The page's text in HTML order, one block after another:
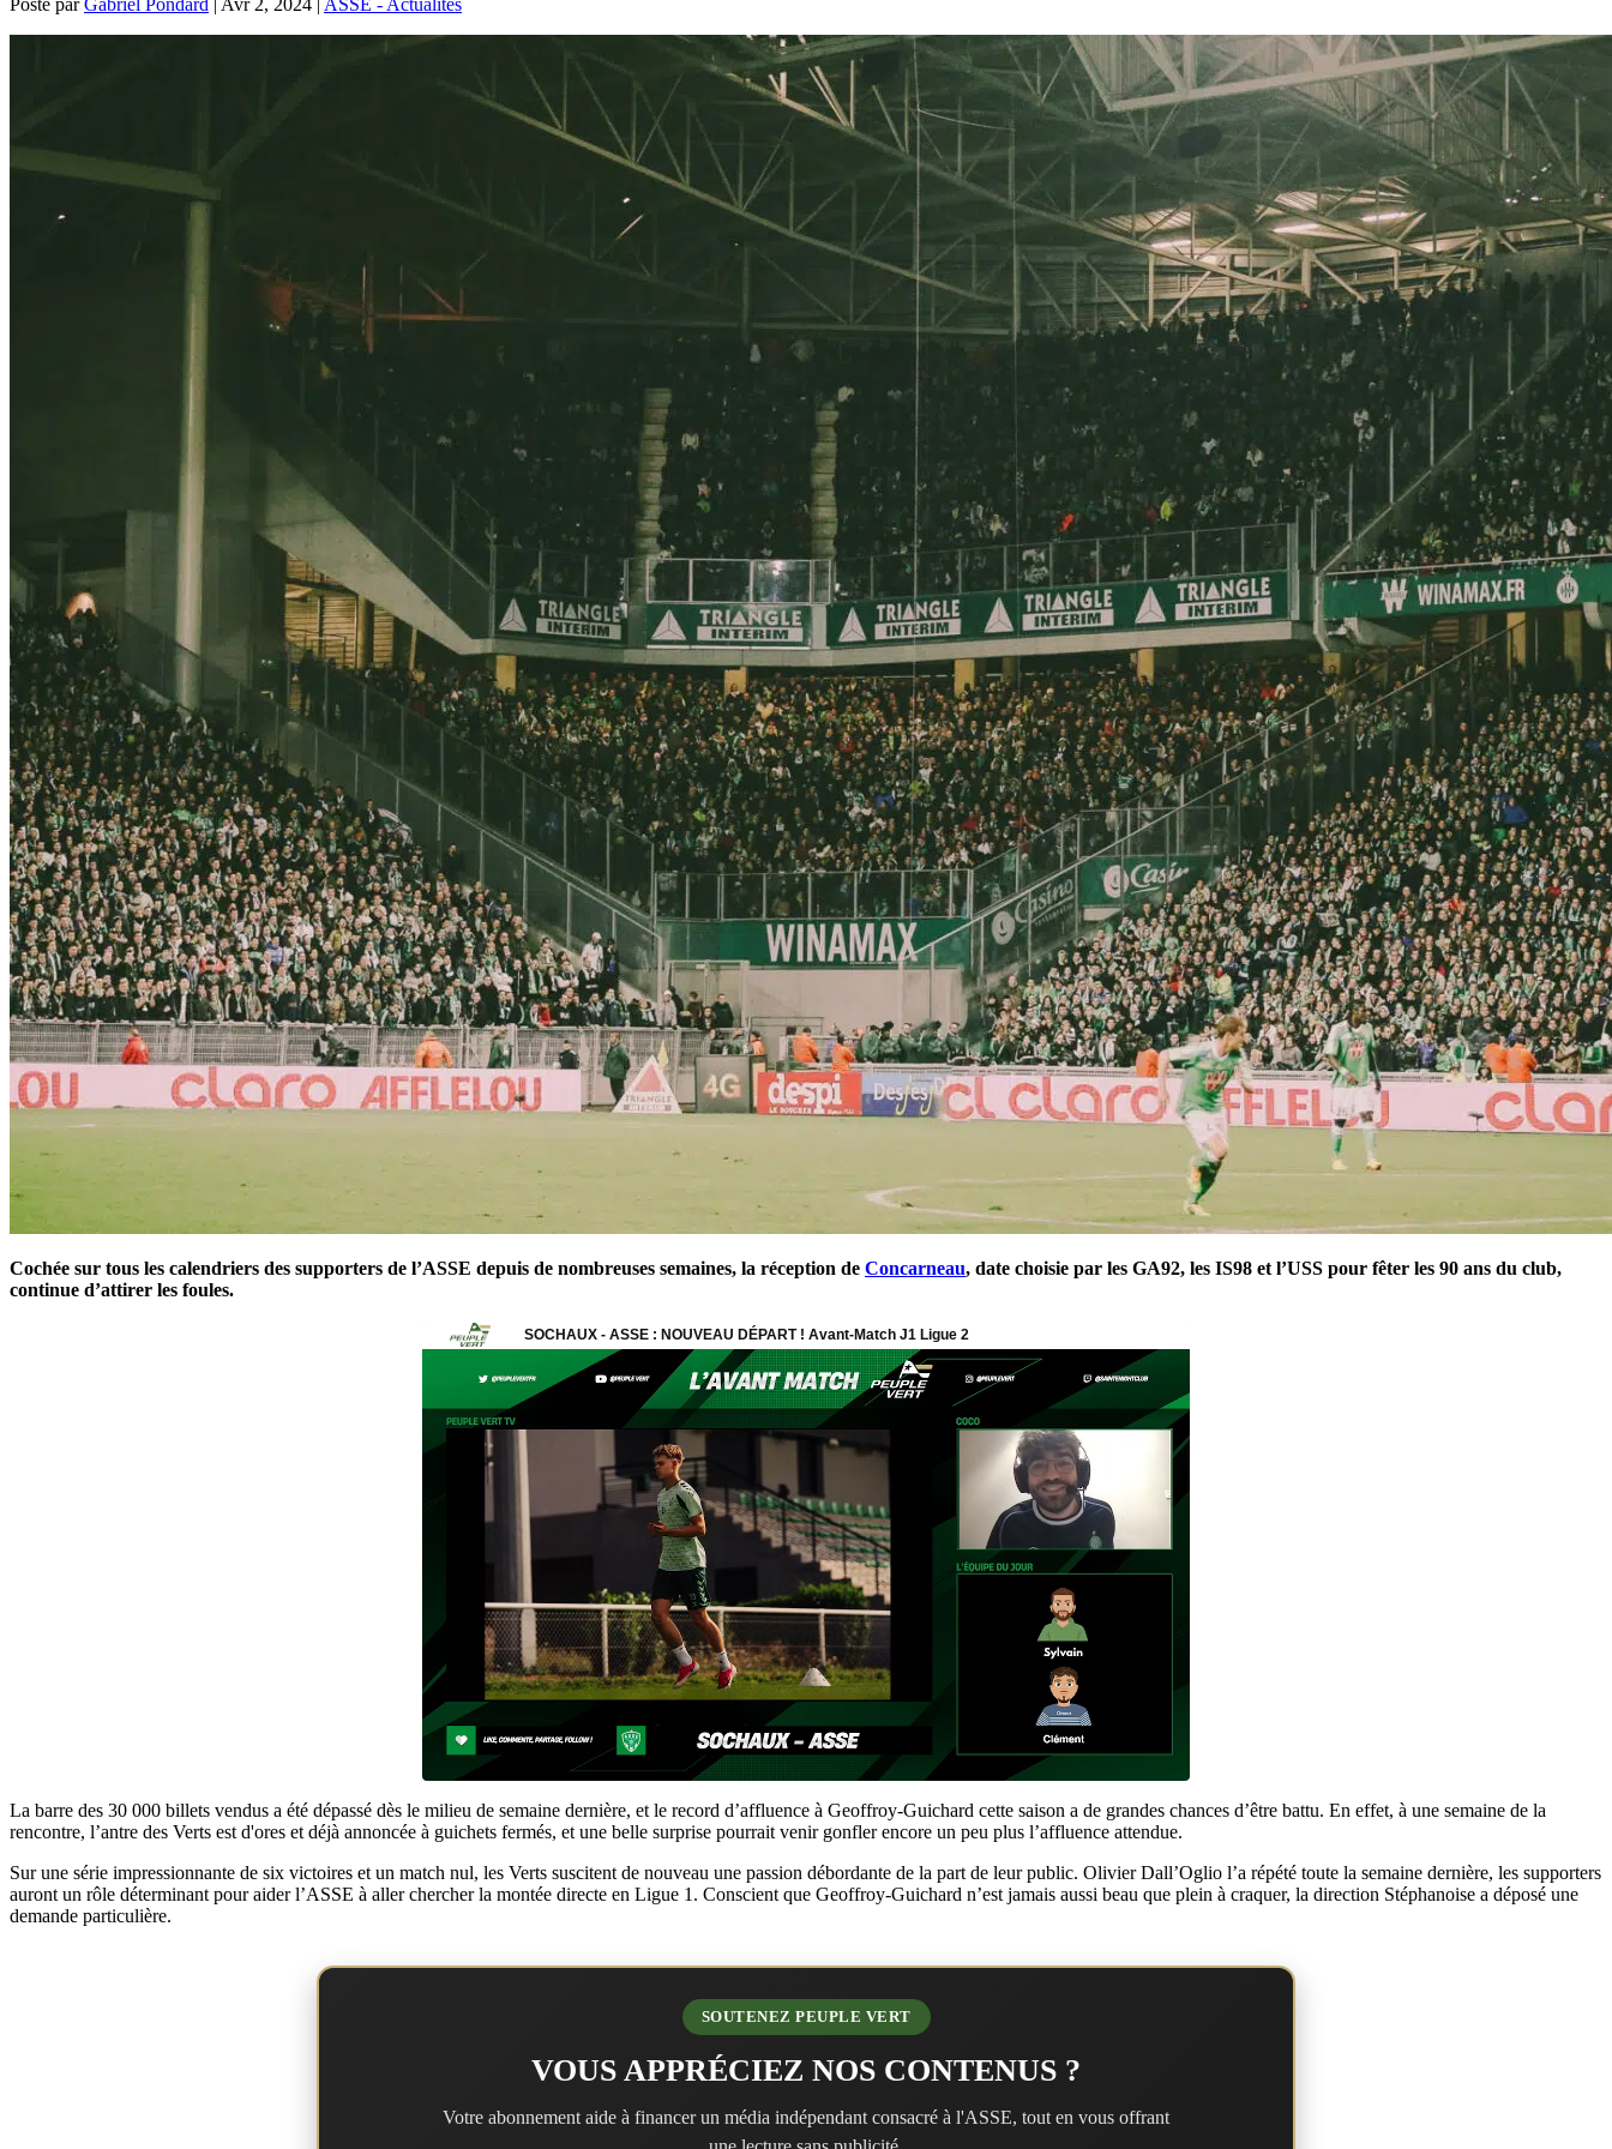
Cochée sur tous les calendriers des supporters de l’ASSE depuis de nombreuses semaines, la réception de Concarneau, date choisie par les GA92, les IS98 et l’USS pour fêter les 90 ans du club,
continue d’attirer les foules.
La barre des 30 000 billets vendus a été dépassé dès le milieu de semaine dernière, et le record d’affluence à Geoffroy-Guichard cette saison a de grandes chances d’être battu. En effet, à une semaine de la
rencontre, l’antre des Verts est d'ores et déjà annoncée à guichets fermés, et une belle surprise pourrait venir gonfler encore un peu plus l’affluence attendue.
Sur une série impressionnante de six victoires et un match nul, les Verts suscitent de nouveau une passion débordante de la part de leur public. Olivier Dall’Oglio l’a répété toute la semaine dernière, les supporters
auront un rôle déterminant pour aider l’ASSE à aller chercher la montée directe en Ligue 1. Conscient que Geoffroy-Guichard n’est jamais aussi beau que plein à craquer, la direction Stéphanoise a déposé une
demande particulière.
SOUTENEZ PEUPLE VERT
VOUS APPRÉCIEZ NOS CONTENUS ?
Votre abonnement aide à financer un média indépendant consacré à l'ASSE, tout en vous offrant